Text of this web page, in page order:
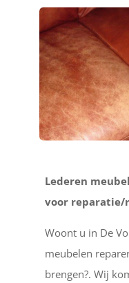
Lederen
voor reparatie/
Woont u in De
meubelen
brengen?. Wij